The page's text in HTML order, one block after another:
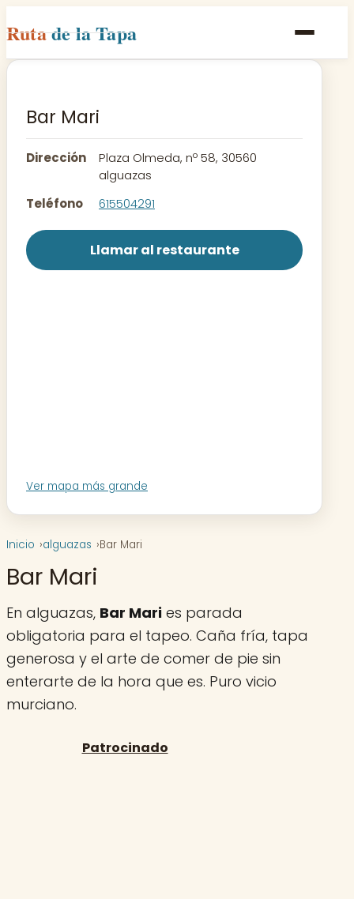
Rutade la Tapa
Inicio
Rutas
Contacto
Bar Mari
Dirección
Plaza Olmeda, nº 58, 30560
alguazas
Teléfono
615504291
Llamar al restaurante
Ver mapa más grande
Inicio alguazas Bar Mari
Bar Mari
En alguazas, Bar Mari es parada
obligatoria para el tapeo. Caña fría, tapa
generosa y el arte de comer de pie sin
enterarte de la hora que es. Puro vicio
murciano.